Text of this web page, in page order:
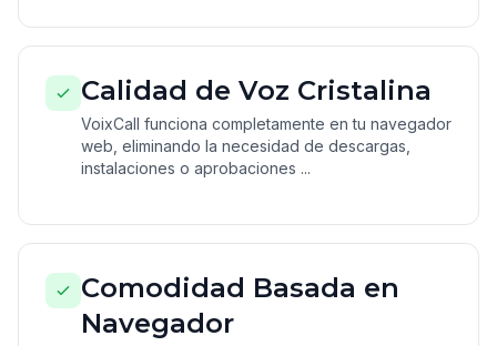
Calidad de Voz Cristalina
VoixCall funciona completamente en tu navegador
web, eliminando la necesidad de descargas,
instalaciones o aprobaciones ...
Comodidad Basada en
Navegador